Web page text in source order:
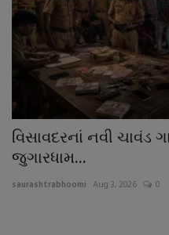
વિસાવદરનાં નવી ચાવંડ
જુગારધામ...
saurashtrabhoomi Aug 3, 2026 0